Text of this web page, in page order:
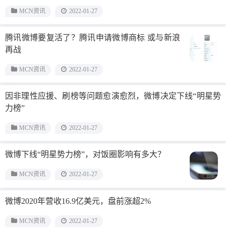
MCN资讯 2022-01-27
腾讯微博要复活了？腾讯申请微博商标 或与新浪
再战
MCN资讯 2022-01-27
因非理性应援、刷榜等问题愈演愈烈，微博决定下线“明星势
力榜”
MCN资讯 2022-01-27
微博下线“明星势力榜”，对饭圈影响有多大？
MCN资讯 2022-01-27
微博2020年营收16.9亿美元，盘前涨超2%
MCN资讯 2022-01-27